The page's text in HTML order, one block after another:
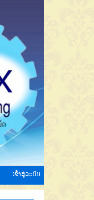
ເຂົ້າສູ່ລະບົບ